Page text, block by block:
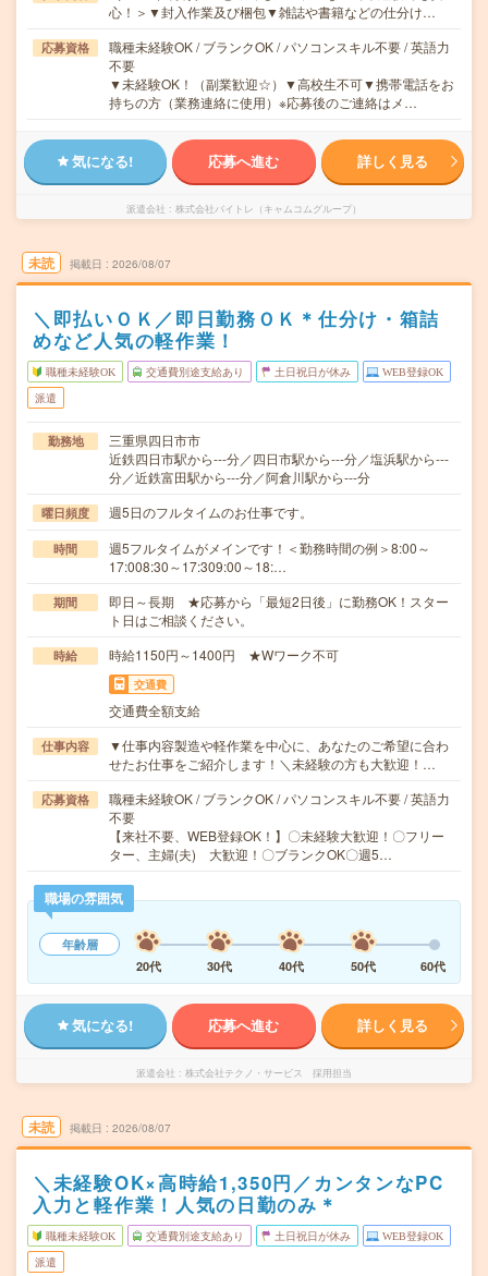
心！＞▼封入作業及び梱包▼雑誌や書籍などの仕分け…
応募資格
職種未経験OK / ブランクOK / パソコンスキル不要 / 英語力
不要
▼未経験OK！（副業歓迎☆）▼高校生不可▼携帯電話をお
持ちの方（業務連絡に使用）※応募後のご連絡はメ…
気になる! 応募へ進む 詳しく見る
派遣会社 株式会社バイトレ（キャムコムグループ）
未読 掲載日 2026/08/07
＼即払いＯＫ／即日勤務ＯＫ＊仕分け・箱詰
めなど人気の軽作業！
職種未経験OK 交通費別途支給あり 土日祝日が休み WEB登録OK
派遣
勤務地
三重県四日市市
近鉄四日市駅から---分／四日市駅から---分／塩浜駅から---
分／近鉄富田駅から---分／阿倉川駅から---分
曜日頻度 週5日のフルタイムのお仕事です。
時間
週5フルタイムがメインです！＜勤務時間の例＞8:00～
17:008:30～17:309:00～18:…
期間
即日～長期 ★応募から「最短2日後」に勤務OK！スター
ト日はご相談ください。
時給 時給1150円～1400円 ★Wワーク不可
交通費
交通費全額支給
仕事内容
▼仕事内容製造や軽作業を中心に、あなたのご希望に合わ
せたお仕事をご紹介します！＼未経験の方も大歓迎！…
応募資格
職種未経験OK / ブランクOK / パソコンスキル不要 / 英語力
不要
【来社不要、WEB登録OK！】〇未経験大歓迎！〇フリー
ター、主婦(夫) 大歓迎！〇ブランクOK〇週5…
職場の雰囲気
年齢層
20代
30代 40代 50代 60代
気になる! 応募へ進む 詳しく見る
派遣会社 株式会社テクノ・サービス 採用担当
未読 掲載日 2026/08/07
＼未経験OK×高時給1,350円／カンタンなPC
入力と軽作業！人気の日勤のみ＊
職種未経験OK 交通費別途支給あり 土日祝日が休み WEB登録OK
派遣